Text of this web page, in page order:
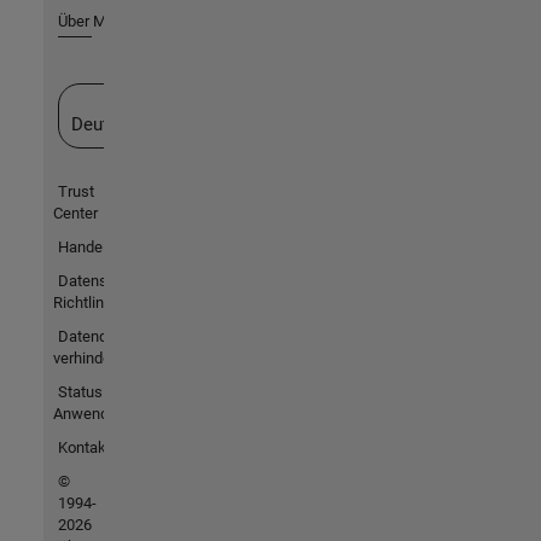
Über MathWorks
Deutschland
Trust
Center
Handelsmarken
Datenschutz-
Richtlinien
Datendiebstahl
verhindern
Status von
Anwendungen
Kontakt
©
1994-
2026